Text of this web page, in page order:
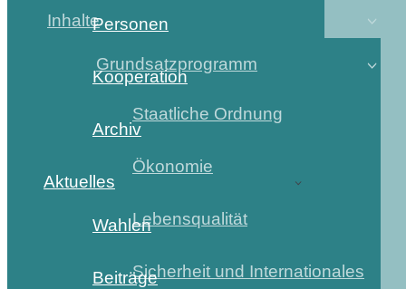
Inhalte
Grundsatzprogramm
Staatliche Ordnung
Ökonomie
Lebensqualität
Sicherheit und Internationales
Personen
Kooperation
Archiv
Aktuelles
Wahlen
Beiträge